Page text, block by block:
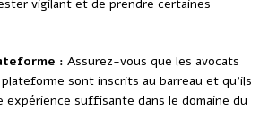
vigilant et de prendre certaines
: Assurez-vous que les avocats
sont inscrits au barreau et qu’ils
expérience suffisante dans le domaine du